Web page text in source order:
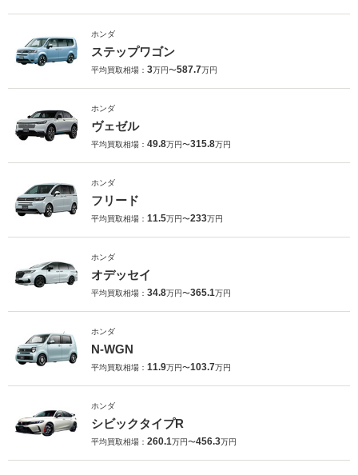
ホンダ
ステップワゴン
平均買取相場： 3万円〜587.7万円
ホンダ
ヴェゼル
平均買取相場： 49.8万円〜315.8万円
ホンダ
フリード
平均買取相場： 11.5万円〜233万円
ホンダ
オデッセイ
平均買取相場： 34.8万円〜365.1万円
ホンダ
N-WGN
平均買取相場： 11.9万円〜103.7万円
ホンダ
シビックタイプR
平均買取相場： 260.1万円〜456.3万円